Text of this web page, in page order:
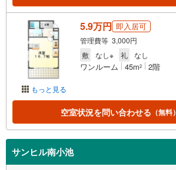
もっと見る
5.9万円 即入居可
管理費等 3,000円
敷
なし※ 礼 なし
ワンルーム 45m2 2階
空室状況を問い合わせる （無料）
サンヒル南小池